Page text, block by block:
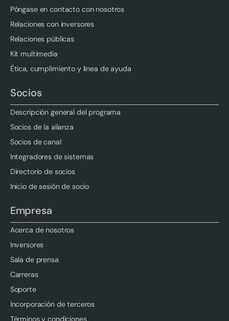
Póngase en contacto con nosotros
Relaciones con inversores
Relaciones públicas
Kit multimedia
Ética, cumplimiento y línea de ayuda
Socios
Descripción general del programa
Socios de la alianza
Socios de canal
Integradores de sistemas
Directorio de socios
Inicio de sesión de socio
Empresa
Acerca de nosotros
Inversores
Sala de prensa
Carreras
Soporte
Incorporación de terceros
Términos y condiciones